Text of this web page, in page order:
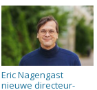
Eric Nagengast
nieuwe directeur-